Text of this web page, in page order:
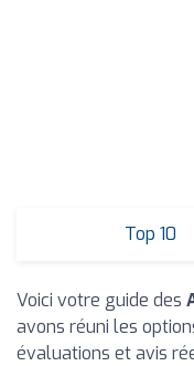
Top 10
Voici votre guide des
avons réuni les
évaluations et avis